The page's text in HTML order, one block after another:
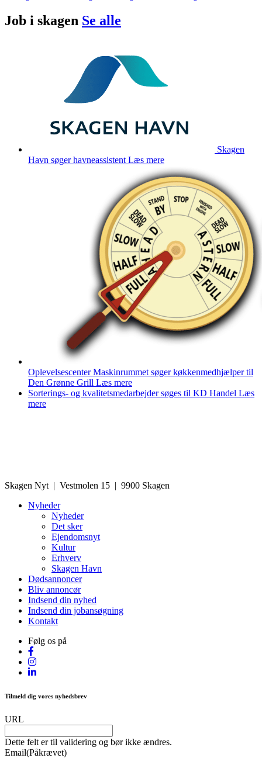
Job i skagen Se alle
Skagen
Havn søger havneassistent Læs mere
Oplevelsescenter Maskinrummet søger køkkenmedhjælper til
Den Grønne Grill Læs mere
Sorterings- og kvalitetsmedarbejder søges til KD Handel Læs
mere
Skagen Nyt | Vestmolen 15 | 9900 Skagen
Nyheder
Nyheder
Det sker
Ejendomsnyt
Kultur
Erhverv
Skagen Havn
Dødsannoncer
Bliv annoncør
Indsend din nyhed
Indsend din jobansøgning
Kontakt
Følg os på
Tilmeld dig vores nyhedsbrev
URL
Dette felt er til validering og bør ikke ændres.
Email(Påkrævet)